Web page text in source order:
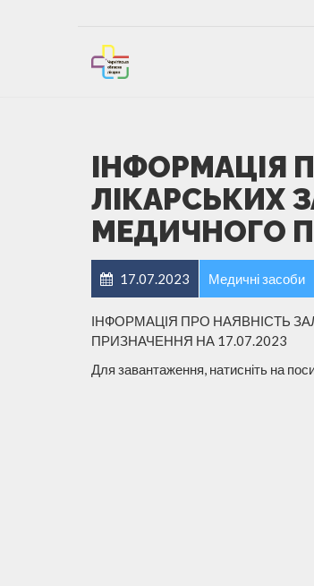
ІНФОРМАЦІЯ
ЛІКАРСЬКИХ
МЕДИЧНОГО
17.07.2023 Медичні засоби
ІНФОРМАЦІЯ ПРО НАЯВНІСТЬ
ПРИЗНАЧЕННЯ НА 17.07.2023
Для завантаження, натисніть на